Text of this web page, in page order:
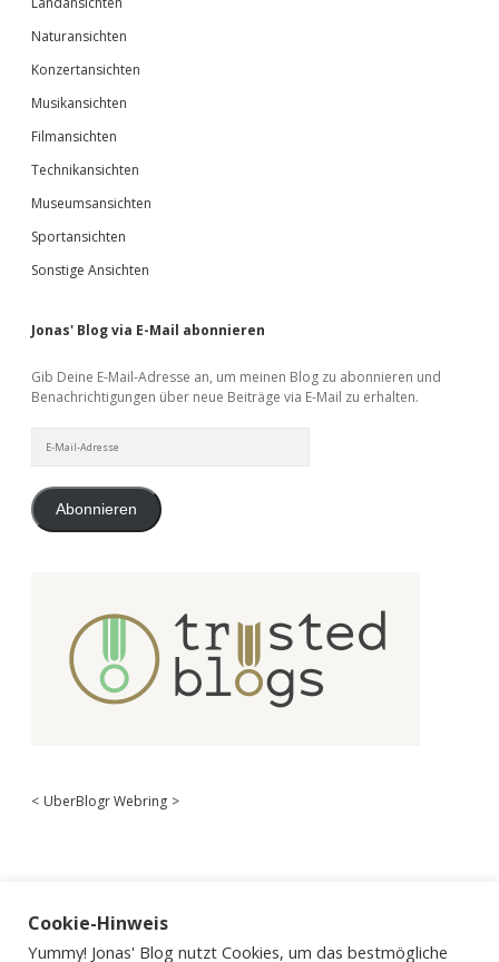
Naturansichten
Konzertansichten
Musikansichten
Filmansichten
Technikansichten
Museumsansichten
Sportansichten
Sonstige Ansichten
Jonas' Blog via E-Mail abonnieren
Gib Deine E-Mail-Adresse an, um meinen Blog zu abonnieren und
Benachrichtigungen über neue Beiträge via E-Mail zu erhalten.
Mail-
Abonnieren
< UberBlogr Webring >
Cookie-Hinweis
Yummy! Jonas' Blog nutzt Cookies, um das bestmögliche